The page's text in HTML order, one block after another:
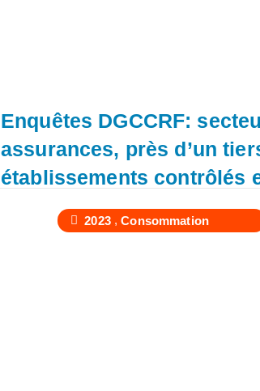
2023,Consommation
Enquêtes DGCCRF:
assurances, près d’un
établissements contrôlés